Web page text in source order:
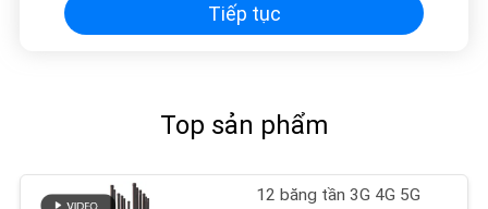
Tiếp tục
Top sản phẩm
12 băng tần 3G 4G 5G